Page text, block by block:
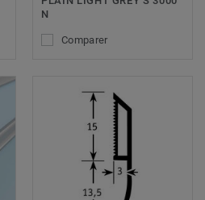
N
Comparer